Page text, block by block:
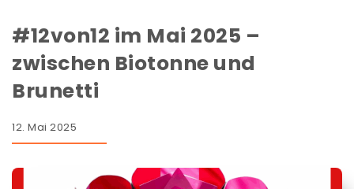
#12von12 im Mai 2025 –
zwischen Biotonne und
Brunetti
12. Mai 2025